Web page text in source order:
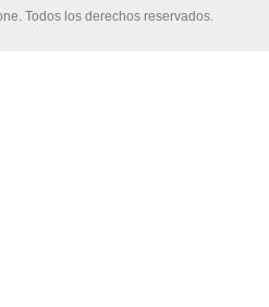
Todos los derechos reservados.